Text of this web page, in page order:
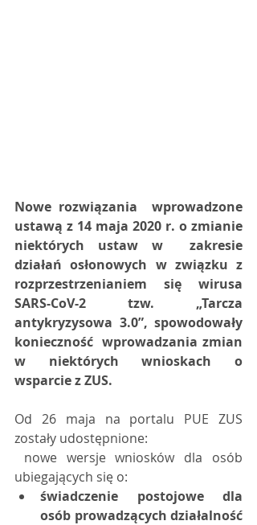
Nowe rozwiązania  wprowadzone
ustawą z 14 maja 2020 r. o zmianie
niektórych ustaw w  zakresie
działań osłonowych w związku z
rozprzestrzenianiem się wirusa
SARS-CoV-2 tzw. „Tarcza
antykryzysowa 3.0”, spowodowały
konieczność  wprowadzania zmian
w niektórych wnioskach o
wsparcie z ZUS.
Od 26 maja na portalu PUE ZUS
zostały udostępnione:
nowe wersje wniosków dla osób
ubiegających się o:
świadczenie postojowe dla
osób prowadzących działalność